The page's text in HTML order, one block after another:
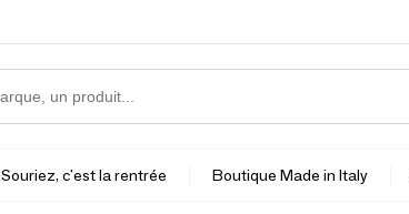
Souriez, c'est la rentrée Boutique Made in Italy